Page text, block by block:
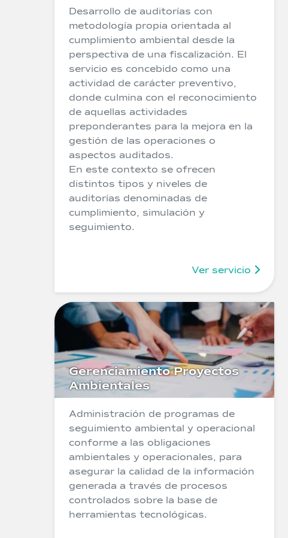
Desarrollo de auditorías con
metodología propia orientada al
cumplimiento ambiental desde la
perspectiva de una fiscalización. El
servicio es concebido como una
actividad de carácter preventivo,
donde culmina con el reconocimiento
de aquellas actividades
preponderantes para la mejora en la
gestión de las operaciones o
aspectos auditados.
En este contexto se ofrecen
distintos tipos y niveles de
auditorías denominadas de
cumplimiento, simulación y
seguimiento.
Ver servicio
Gerenciamiento Proyectos
Ambientales
Administración de programas de
seguimiento ambiental y operacional
conforme a las obligaciones
ambientales y operacionales, para
asegurar la calidad de la información
generada a través de procesos
controlados sobre la base de
herramientas tecnológicas.